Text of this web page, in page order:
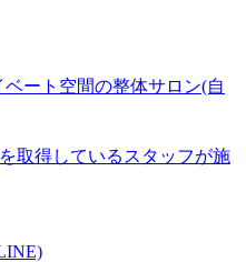
ート空間の整体サロン(自
取得しているスタッフが施